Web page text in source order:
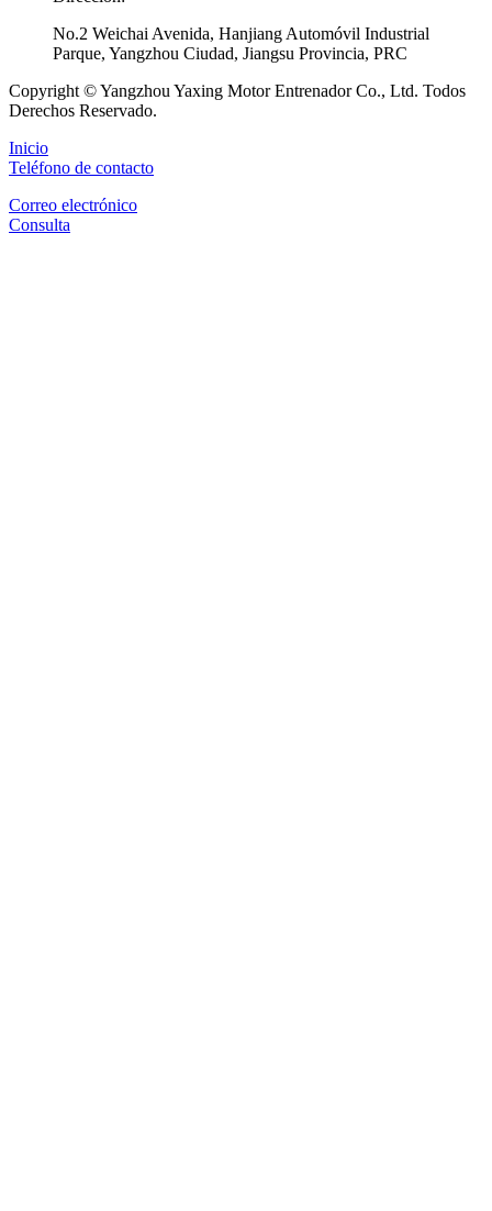
No.2 Weichai Avenida, Hanjiang Automóvil Industrial
Parque, Yangzhou Ciudad, Jiangsu Provincia, PRC
Copyright © Yangzhou Yaxing Motor Entrenador Co., Ltd. Todos
Derechos Reservado.
Inicio
Teléfono de contacto
Correo electrónico
Consulta